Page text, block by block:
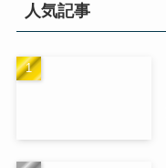
人気記事